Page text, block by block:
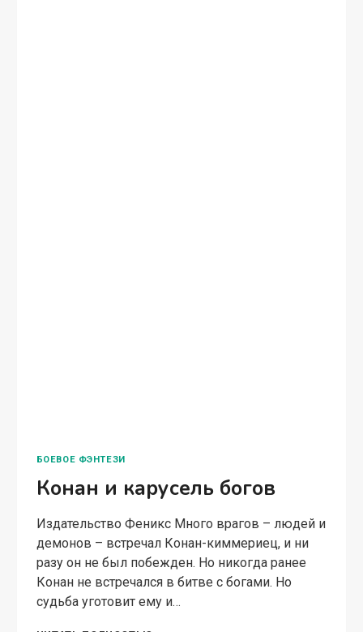
БОЕВОЕ ФЭНТЕЗИ
Конан и карусель богов
Издательство Феникс Много врагов – людей и
демонов – встречал Конан-киммериец, и ни
разу он не был побежден. Но никогда ранее
Конан не встречался в битве с богами. Но
судьба уготовит ему и…